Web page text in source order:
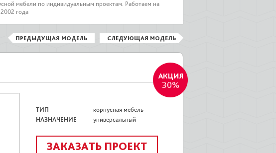
мебели по индивидуальным проектам. Работаем на
года
ПРЕДЫДУЩАЯ МОДЕЛЬ СЛЕДУЮЩАЯ МОДЕЛЬ
ТИП
корпусная мебель
НАЗНАЧЕНИЕ
универсальный
ЗАКАЗАТЬ ПРОЕКТ
30%